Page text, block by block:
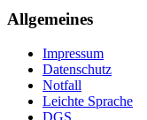
Allgemeines
Impressum
Datenschutz
Notfall
Leichte Sprache
DGS